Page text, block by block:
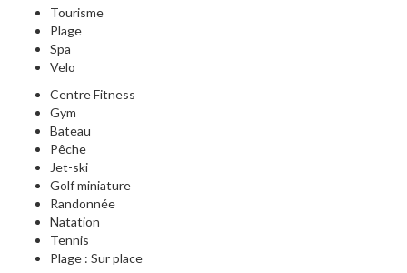
Tourisme
Plage
Spa
Velo
Centre Fitness
Gym
Bateau
Pêche
Jet-ski
Golf miniature
Randonnée
Natation
Tennis
Plage : Sur place